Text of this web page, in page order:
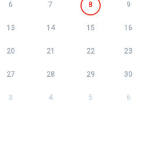
6 7 8 9
13 14 15 16
20 21 22 23
27 28 29 30
3 4 5 6